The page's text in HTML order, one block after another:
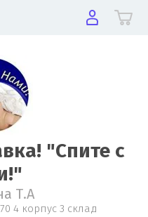
"Спите с
Т.А
4 корпус 3 склад